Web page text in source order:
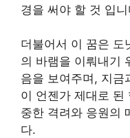
경을 써야 할 것 입니
더불어서 이 꿈은 도
의 바램을 이뤄내기
음을 보여주며, 지금
이 언젠가 제대로 된
중한 격려와 응원의
다.